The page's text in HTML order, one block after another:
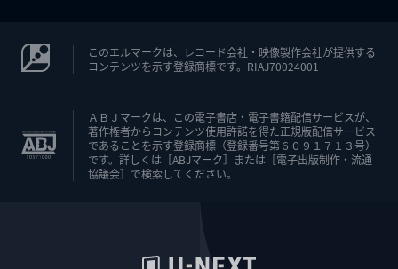
このエルマークは、レコード会社・映像製作会社が提供する
コンテンツを示す登録商標です。RIAJ70024001
ＡＢＪマークは、この電子書店・電子書籍配信サービスが、
著作権者からコンテンツ使用許諾を得た正規版配信サービス
であることを示す登録商標（登録番号第６０９１７１３号）
です。詳しくは［ABJマーク］または［電子出版制作・流通
協議会］で検索してください。